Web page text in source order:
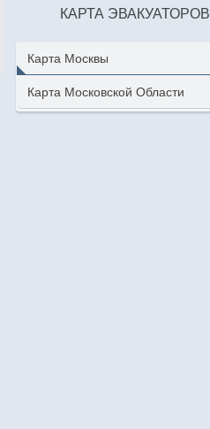
КАРТА ЭВАКУАТОРОВ
Карта Москвы
Карта Московской Области